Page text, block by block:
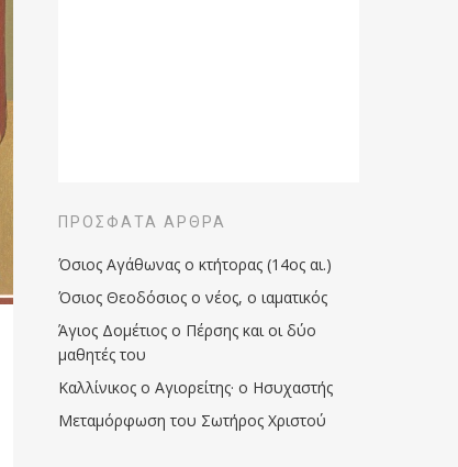
ΠΡΌΣΦΑΤΑ ΆΡΘΡΑ
Όσιος Αγάθωνας ο κτήτορας (14ος αι.)
Όσιος Θεοδόσιος ο νέος, ο ιαματικός
Άγιος Δομέτιος ο Πέρσης και οι δύο
μαθητές του
Καλλίνικος ο Αγιορείτης · ο Ησυχαστής
Μεταμόρφωση του Σωτήρος Χριστού